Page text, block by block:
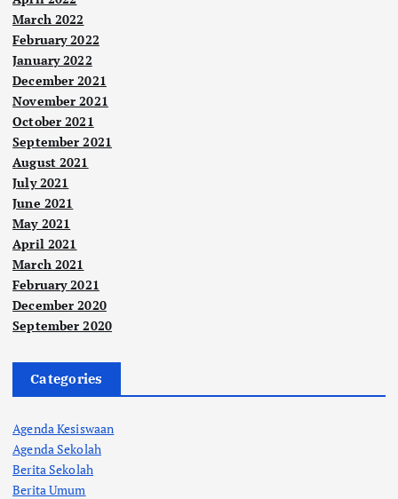
March 2022
February 2022
January 2022
December 2021
November 2021
October 2021
September 2021
August 2021
July 2021
June 2021
May 2021
April 2021
March 2021
February 2021
December 2020
September 2020
Categories
Agenda Kesiswaan
Agenda Sekolah
Berita Sekolah
Berita Umum